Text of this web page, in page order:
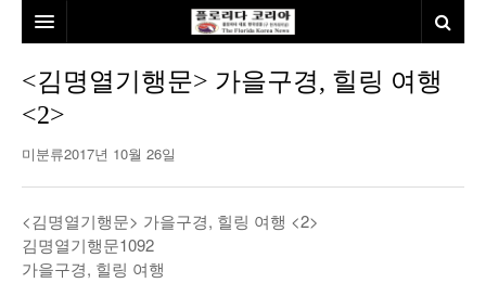
본사소개
뉴스
미국
발행인칼럼
건강
<김명열기행문> 가을구경, 힐링 여행
<2>
미분류2017년 10월 26일
<김명열기행문> 가을구경, 힐링 여행 <2>
김명열기행문1092
가을구경, 힐링 여행